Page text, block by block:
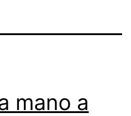
mano a